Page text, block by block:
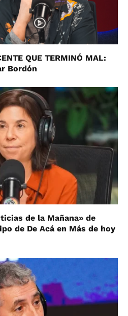
QUE TERMINÓ MAL:
Bordón
de la Mañana» de
de De Acá en Más de hoy